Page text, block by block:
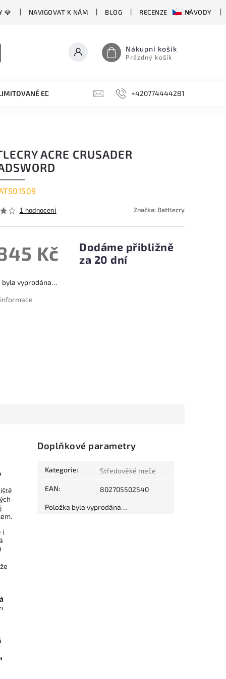
💎 NAVIGOVAT K NÁM BLOG RECENZE NÁVODY
Nákupní košík
Prázdný košík
EDICE BROUSKY, BRUSKY, OCÍLKY
+420774444281
ACRE CRUSADER
1 hodnocení Značka: Battlecry
Kč
Dodáme přibližně
za 20 dní
byla vyprodána…
i
Doplňkové parametry
Kategorie: Středověké meče
EAN: 802705502540
Položka byla vyprodána…